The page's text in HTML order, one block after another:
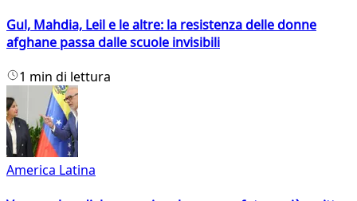
Gul, Mahdia, Leil e le altre: la resistenza delle donne
afghane passa dalle scuole invisibili
1 min di lettura
America Latina